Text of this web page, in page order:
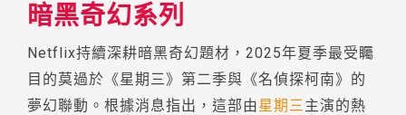
暗黑奇幻系列
Netflix持續深耕暗黑奇幻題材，2025年夏季最受矚
目的莫過於《星期三》第二季與《名偵探柯南》的
夢幻聯動。根據消息指出，這部由星期三主演的熱